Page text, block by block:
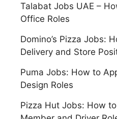
Talabat Jobs UAE –
Office Roles
Domino’s Pizza Jobs:
Delivery and Store
Puma Jobs: How to
Design Roles
Pizza Hut Jobs: How